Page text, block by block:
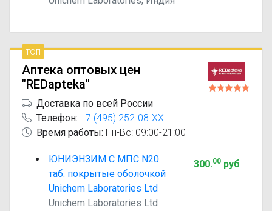
топ
Аптека оптовых цен
"REDapteka"
Доставка по всей России
Телефон: +7 (495) 252-08-XX
Время работы: Пн-Вс: 09:00-21:00
ЮНИЭНЗИМ С МПС N20
таб. покрытые оболочкой
Unichem Laboratories Ltd
Unichem Laboratories Ltd
300.00руб